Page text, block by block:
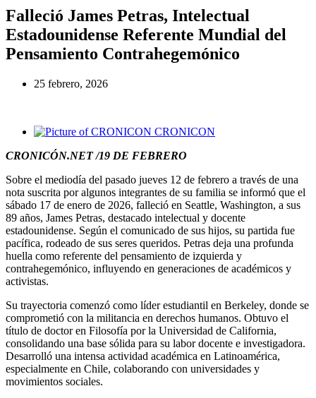
Falleció James Petras, Intelectual
Estadounidense Referente Mundial del
Pensamiento Contrahegemónico
25 febrero, 2026
CRONICON
CRONICÓN.NET /19 DE FEBRERO
Sobre el mediodía del pasado jueves 12 de febrero a través de una
nota suscrita por algunos integrantes de su familia se informó que el
sábado 17 de enero de 2026, falleció en Seattle, Washington, a sus
89 años, James Petras, destacado intelectual y docente
estadounidense. Según el comunicado de sus hijos, su partida fue
pacífica, rodeado de sus seres queridos. Petras deja una profunda
huella como referente del pensamiento de izquierda y
contrahegemónico, influyendo en generaciones de académicos y
activistas.
Su trayectoria comenzó como líder estudiantil en Berkeley, donde se
comprometió con la militancia en derechos humanos. Obtuvo el
título de doctor en Filosofía por la Universidad de California,
consolidando una base sólida para su labor docente e investigadora.
Desarrolló una intensa actividad académica en Latinoamérica,
especialmente en Chile, colaborando con universidades y
movimientos sociales.